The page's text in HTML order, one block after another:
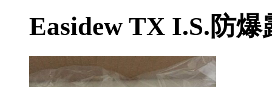
Easidew TX I.S.防